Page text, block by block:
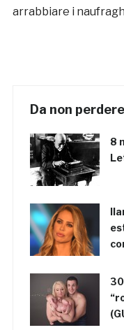
arrabbiare i
Da non perdere
8